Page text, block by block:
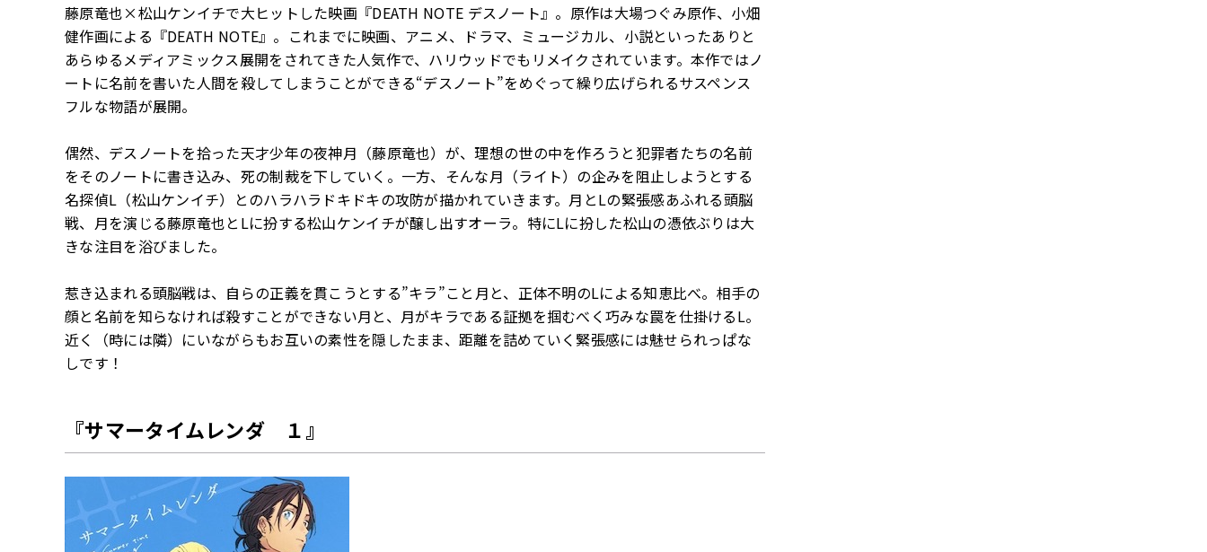
藤原竜也×松山ケンイチで大ヒットした映画『DEATH NOTE デスノート』。原作は大場つぐみ原作、小畑
健作画による『DEATH NOTE』。これまでに映画、アニメ、ドラマ、ミュージカル、小説といったありと
あらゆるメディアミックス展開をされてきた人気作で、ハリウッドでもリメイクされています。本作ではノ
ートに名前を書いた人間を殺してしまうことができる“デスノート”をめぐって繰り広げられるサスペンス
フルな物語が展開。
偶然、デスノートを拾った天才少年の夜神月（藤原竜也）が、理想の世の中を作ろうと犯罪者たちの名前
をそのノートに書き込み、死の制裁を下していく。一方、そんな月（ライト）の企みを阻止しようとする
名探偵L（松山ケンイチ）とのハラハラドキドキの攻防が描かれていきます。月とLの緊張感あふれる頭脳
戦、月を演じる藤原竜也とLに扮する松山ケンイチが醸し出すオーラ。特にLに扮した松山の憑依ぶりは大
きな注目を浴びました。
惹き込まれる頭脳戦は、自らの正義を貫こうとする”キラ”こと月と、正体不明のLによる知恵比べ。相手の
顔と名前を知らなければ殺すことができない月と、月がキラである証拠を掴むべく巧みな罠を仕掛けるL。
近く（時には隣）にいながらもお互いの素性を隠したまま、距離を詰めていく緊張感には魅せられっぱな
しです！
『サマータイムレンダ １』